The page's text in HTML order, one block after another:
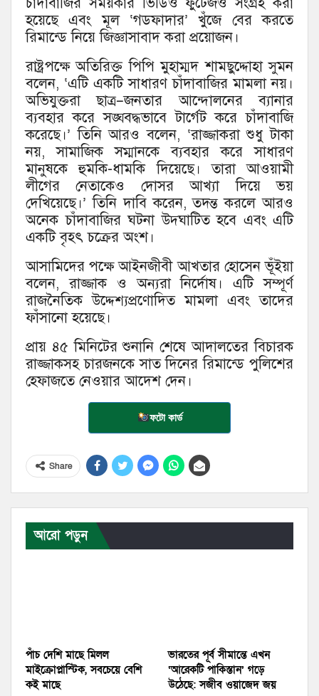
হয়েছে এবং মূল ‘গডফাদার’ খুঁজে বের করতে
রিমান্ডে নিয়ে জিজ্ঞাসাবাদ করা প্রয়োজন।
রাষ্ট্রপক্ষে অতিরিক্ত পিপি মুহাম্মদ শামছুদ্দোহা সুমন
বলেন, ‘এটি একটি সাধারণ চাঁদাবাজির মামলা নয়।
অভিযুক্তরা ছাত্র–জনতার আন্দোলনের ব্যানার
ব্যবহার করে সঙ্ঘবদ্ধভাবে টার্গেট করে চাঁদাবাজি
করেছে।’ তিনি আরও বলেন, ‘রাজ্জাকরা শুধু টাকা
নয়, সামাজিক সম্মানকে ব্যবহার করে সাধারণ
মানুষকে হুমকি-ধামকি দিয়েছে। তারা আওয়ামী
লীগের নেতাকেও দোসর আখ্যা দিয়ে ভয়
দেখিয়েছে।’ তিনি দাবি করেন, তদন্ত করলে আরও
অনেক চাঁদাবাজির ঘটনা উদ্ঘাটিত হবে এবং এটি
একটি বৃহৎ চক্রের অংশ।
আসামিদের পক্ষে আইনজীবী আখতার হোসেন ভূঁইয়া
বলেন, রাজ্জাক ও অন্যরা নির্দোষ। এটি সম্পূর্ণ
রাজনৈতিক উদ্দেশ্যপ্রণোদিত মামলা এবং তাদের
ফাঁসানো হয়েছে।
প্রায় ৪৫ মিনিটের শুনানি শেষে আদালতের বিচারক
রাজ্জাকসহ চারজনকে সাত দিনের রিমান্ডে পুলিশের
হেফাজতে নেওয়ার আদেশ দেন।
ফটো কার্ড
Share
আরো পড়ুন
পাঁচ দেশি মাছে মিলল
মাইক্রোপ্লাস্টিক, সবচেয়ে বেশি
কই মাছে
ভারতের পূর্ব সীমান্তে এখন
‘আরেকটি পাকিস্তান’ গড়ে
উঠেছে: সজীব ওয়াজেদ জয়